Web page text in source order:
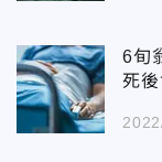
6旬
死